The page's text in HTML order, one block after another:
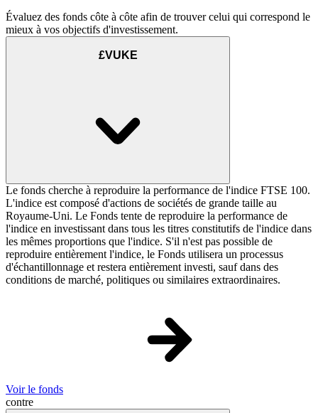
Évaluez des fonds côte à côte afin de trouver celui qui correspond le
mieux à vos objectifs d'investissement.
£VUKE
Le fonds cherche à reproduire la performance de l'indice FTSE 100.
L'indice est composé d'actions de sociétés de grande taille au
Royaume-Uni. Le Fonds tente de reproduire la performance de
l'indice en investissant dans tous les titres constitutifs de l'indice dans
les mêmes proportions que l'indice. S'il n'est pas possible de
reproduire entièrement l'indice, le Fonds utilisera un processus
d'échantillonnage et restera entièrement investi, sauf dans des
conditions de marché, politiques ou similaires extraordinaires.
Voir le fonds
contre